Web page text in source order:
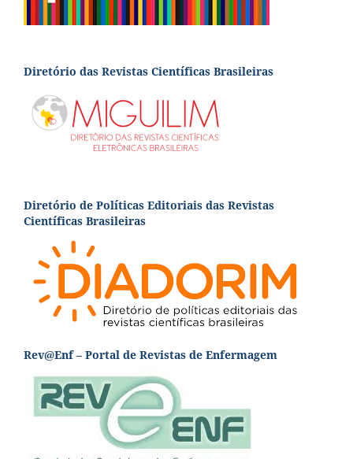
Diretório das Revistas Científicas Brasileiras
Diretório de Políticas Editoriais das Revistas
Científicas Brasileiras
Rev@Enf – Portal de Revistas de Enfermagem